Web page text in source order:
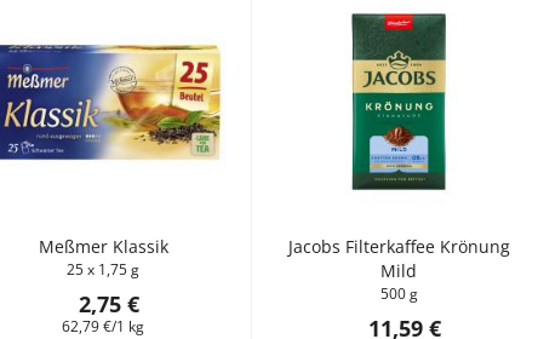
Meßmer Klassik
25 x 1,75 g
2,75 €
62,79 €/1 kg
Jacobs Filterkaffee Krönung
Mild
500 g
11,59 €